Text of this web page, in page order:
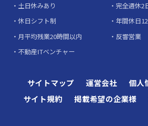
土日休みあり
完全週休2
休日シフト制
年間休日
月平均残業20時間以内
反響営業
不動産ITベンチャー
サイトマップ 運営会社
個人
サイト規約
掲載希望の企業様